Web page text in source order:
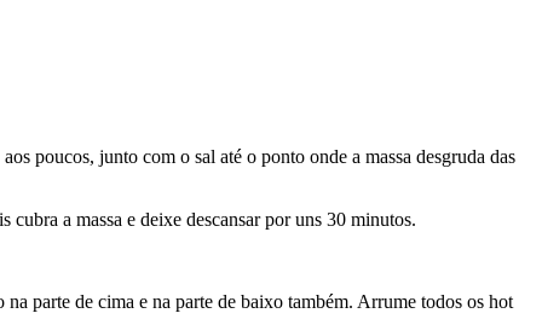
poucos, junto com o sal até o ponto onde a massa desgruda das
a massa e deixe descansar por uns 30 minutos.
parte de cima e na parte de baixo também. Arrume todos os hot